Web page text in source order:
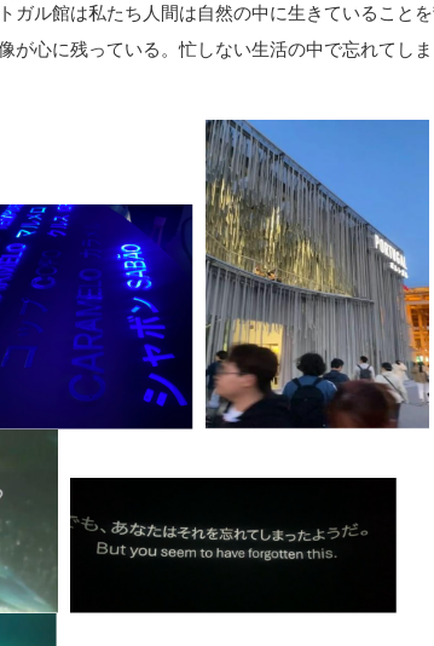
ガル館は私たち人間は自然の中に生きていること
が心に残っている。忙しない生活の中で忘れてし